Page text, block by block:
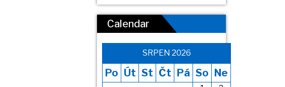
Calendar
SRPEN 2026
Po Út St Čt Pá So Ne